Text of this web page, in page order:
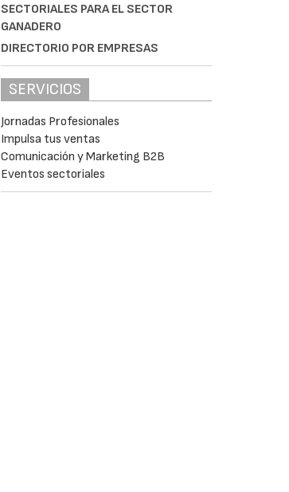
SECTORIALES PARA EL SECTOR
GANADERO
DIRECTORIO POR EMPRESAS
SERVICIOS
Jornadas Profesionales
Impulsa tus ventas
Comunicación y Marketing B2B
Eventos sectoriales